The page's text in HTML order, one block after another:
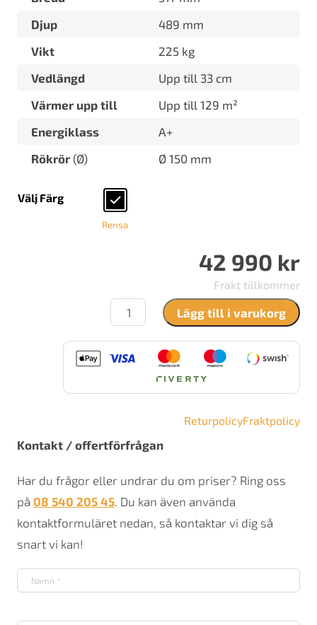
Djup
489 mm
Vikt
225 kg
Vedlängd
Upp till 33 cm
Värmer upp till
Upp till 129 m²
Energiklass
A+
Rökrör (Ø) Ø 150 mm
Välj Färg
Rensa
42 990 kr
Frakt tillkommer
JØTUL
S
täljsten
Lägg till i varukorg
ReturpolicyFraktpolicy
Kontakt / offertförfrågan
Har du frågor eller undrar du om priser? Ring oss
på 08 540 205 45. Du kan även använda
kontaktformuläret nedan, så kontaktar vi dig så
snart vi kan!